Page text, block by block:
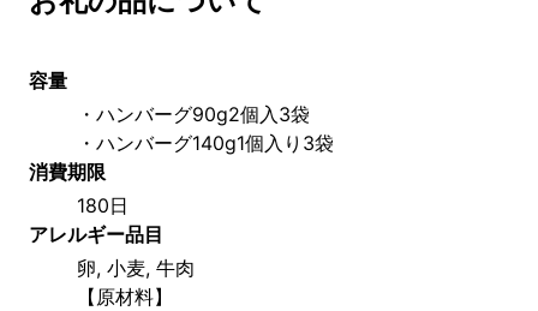
容量
・ハンバーグ90g2個入3袋
・ハンバーグ140g1個入り3袋
消費期限
180日
アレルギー品目
卵, 小麦, 牛肉
【原材料】